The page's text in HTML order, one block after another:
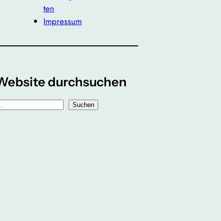
ten
Impressum
durchsuchen
Suchen